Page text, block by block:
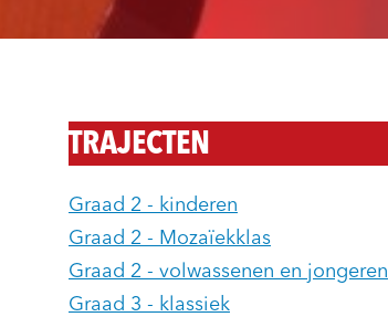
TRAJECTEN
Graad 2 - kinderen
Graad 2 - Mozaïekklas
Graad 2 - volwassenen en jongeren
Graad 3 - klassiek